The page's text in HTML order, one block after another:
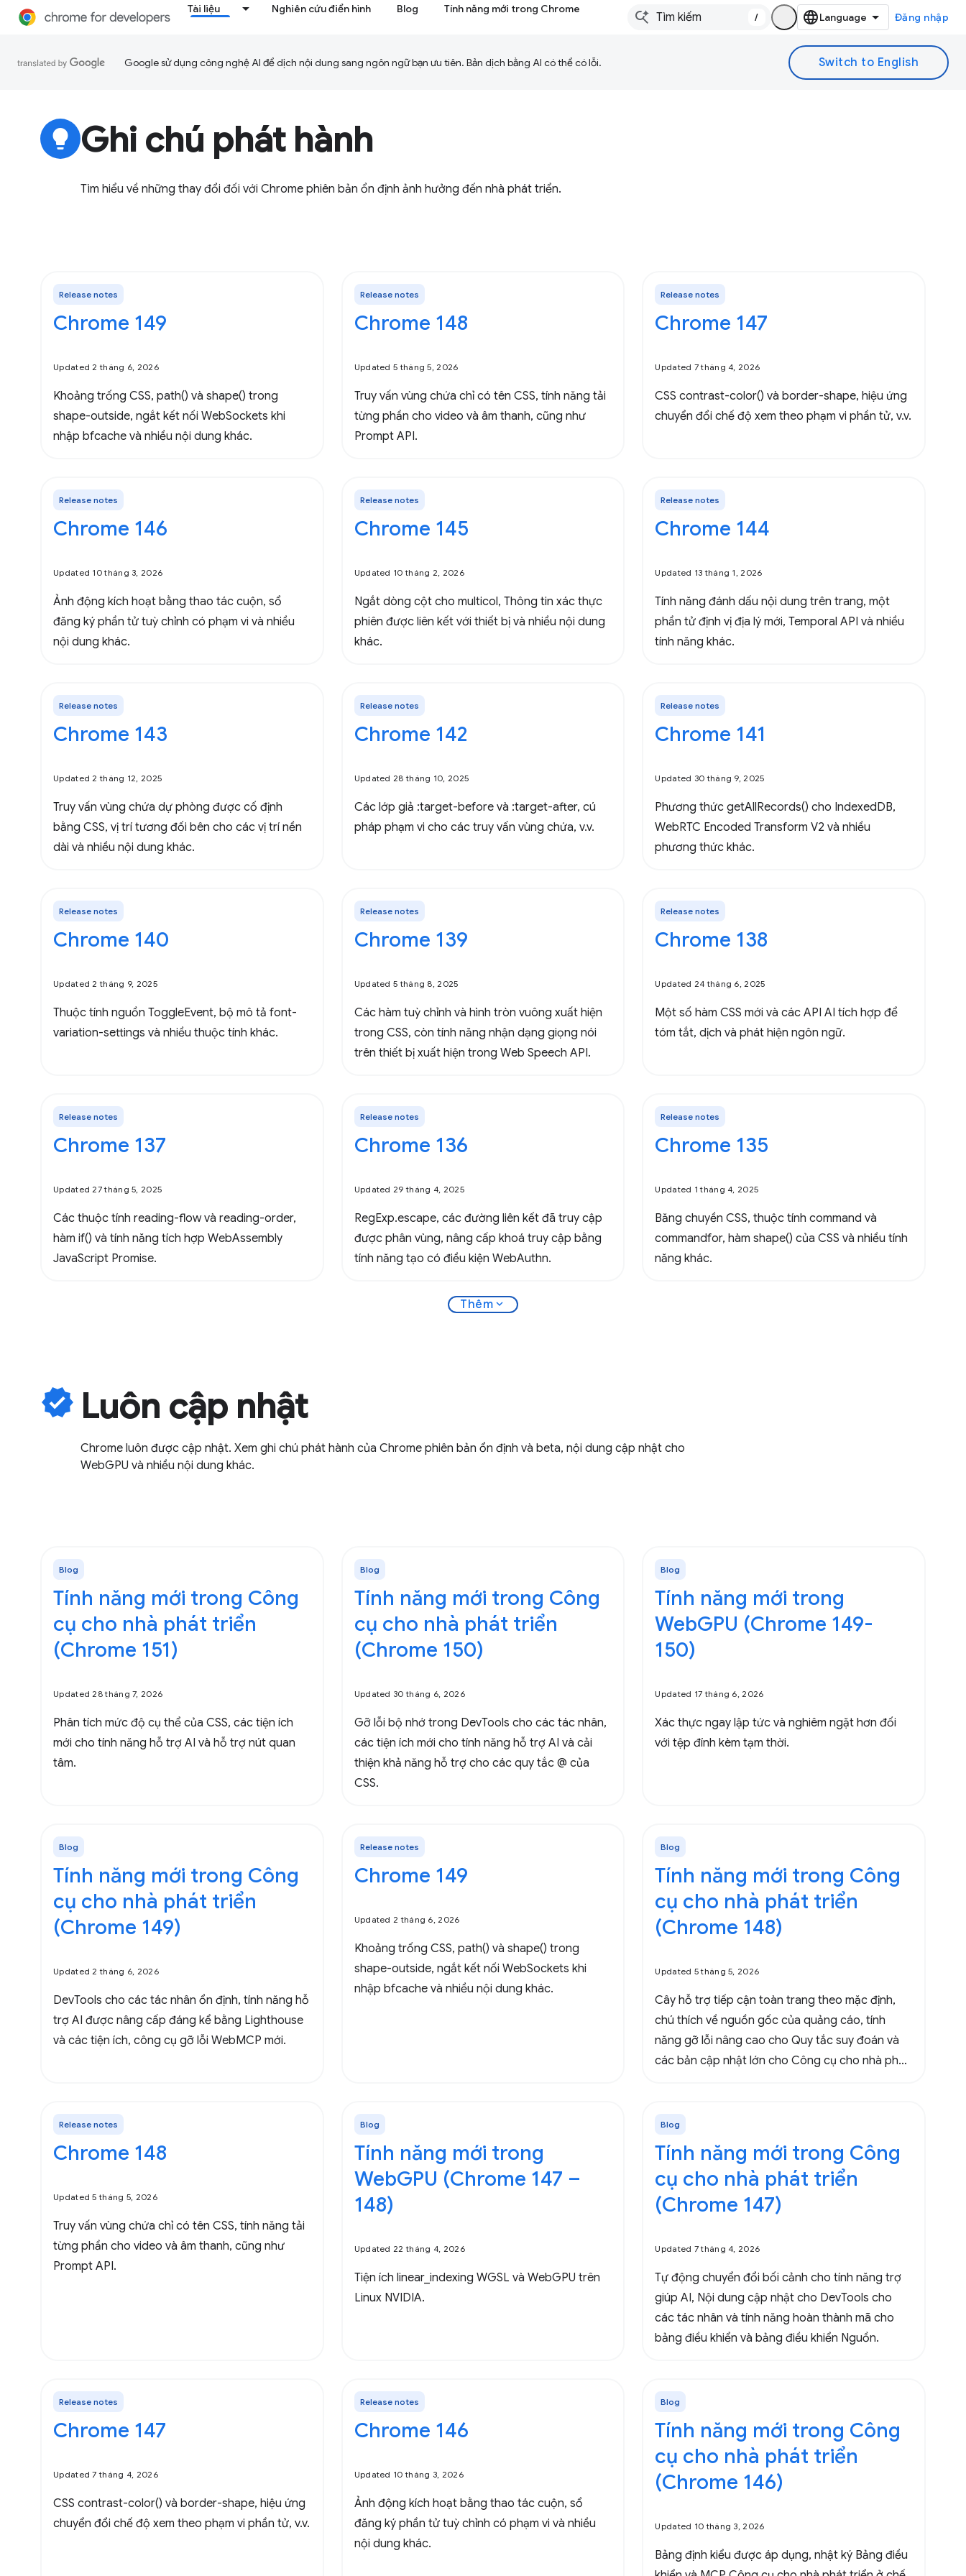
Tài liệu Nghiên cứu điển hình Blog Tính năng mới trong Chrome
/ Đăng nhập
Google sử dụng công nghệ AI để dịch nội dung sang ngôn ngữ bạn ưu tiên. Bản dịch bằng AI có thể có lỗi.
lightbulb Ghi chú phát hành
Tìm hiểu về những thay đổi đối với Chrome phiên bản ổn định ảnh hưởng đến nhà phát triển.
Release notes
Chrome 149
Updated 2 tháng 6, 2026
Khoảng trống CSS, path() và shape() trong
shape-outside, ngắt kết nối WebSockets khi
nhập bfcache và nhiều nội dung khác.
Release notes
Chrome 148
Updated 5 tháng 5, 2026
Truy vấn vùng chứa chỉ có tên CSS, tính năng tải
từng phần cho video và âm thanh, cũng như
Prompt API.
Release notes
Chrome 147
Updated 7 tháng 4, 2026
CSS contrast-color() và border-shape, hiệu ứng
chuyển đổi chế độ xem theo phạm vi phần tử, v.v.
Release notes
Chrome 146
Updated 10 tháng 3, 2026
Ảnh động kích hoạt bằng thao tác cuộn, sổ
đăng ký phần tử tuỳ chỉnh có phạm vi và nhiều
nội dung khác.
Release notes
Chrome 145
Updated 10 tháng 2, 2026
Ngắt dòng cột cho multicol, Thông tin xác thực
phiên được liên kết với thiết bị và nhiều nội dung
khác.
Release notes
Chrome 144
Updated 13 tháng 1, 2026
Tính năng đánh dấu nội dung trên trang, một
phần tử định vị địa lý mới, Temporal API và nhiều
tính năng khác.
Release notes
Chrome 143
Updated 2 tháng 12, 2025
Truy vấn vùng chứa dự phòng được cố định
bằng CSS, vị trí tương đối bên cho các vị trí nền
dài và nhiều nội dung khác.
Release notes
Chrome 142
Updated 28 tháng 10, 2025
Các lớp giả :target-before và :target-after, cú
pháp phạm vi cho các truy vấn vùng chứa, v.v.
Release notes
Chrome 141
Updated 30 tháng 9, 2025
Phương thức getAllRecords() cho IndexedDB,
WebRTC Encoded Transform V2 và nhiều
phương thức khác.
Release notes
Chrome 140
Updated 2 tháng 9, 2025
Thuộc tính nguồn ToggleEvent, bộ mô tả font-
variation-settings và nhiều thuộc tính khác.
Release notes
Chrome 139
Updated 5 tháng 8, 2025
Các hàm tuỳ chỉnh và hình tròn vuông xuất hiện
trong CSS, còn tính năng nhận dạng giọng nói
trên thiết bị xuất hiện trong Web Speech API.
Release notes
Chrome 138
Updated 24 tháng 6, 2025
Một số hàm CSS mới và các API AI tích hợp để
tóm tắt, dịch và phát hiện ngôn ngữ.
Release notes
Chrome 137
Updated 27 tháng 5, 2025
Các thuộc tính reading-flow và reading-order,
hàm if() và tính năng tích hợp WebAssembly
JavaScript Promise.
Release notes
Chrome 136
Updated 29 tháng 4, 2025
RegExp.escape, các đường liên kết đã truy cập
được phân vùng, nâng cấp khoá truy cập bằng
tính năng tạo có điều kiện WebAuthn.
Release notes
Chrome 135
Updated 1 tháng 4, 2025
Băng chuyền CSS, thuộc tính command và
commandfor, hàm shape() của CSS và nhiều tính
năng khác.
Thêm expand_more
verified Luôn cập nhật
Chrome luôn được cập nhật. Xem ghi chú phát hành của Chrome phiên bản ổn định và beta, nội dung cập nhật cho
WebGPU và nhiều nội dung khác.
Blog
Tính năng mới trong Công
cụ cho nhà phát triển
(Chrome 151)
Updated 28 tháng 7, 2026
Phân tích mức độ cụ thể của CSS, các tiện ích
mới cho tính năng hỗ trợ AI và hỗ trợ nút quan
tâm.
Blog
Tính năng mới trong Công
cụ cho nhà phát triển
(Chrome 150)
Updated 30 tháng 6, 2026
Gỡ lỗi bộ nhớ trong DevTools cho các tác nhân,
các tiện ích mới cho tính năng hỗ trợ AI và cải
thiện khả năng hỗ trợ cho các quy tắc @ của
CSS.
Blog
Tính năng mới trong
WebGPU (Chrome 149-
150)
Updated 17 tháng 6, 2026
Xác thực ngay lập tức và nghiêm ngặt hơn đối
với tệp đính kèm tạm thời.
Blog
Tính năng mới trong Công
cụ cho nhà phát triển
(Chrome 149)
Updated 2 tháng 6, 2026
DevTools cho các tác nhân ổn định, tính năng hỗ
trợ AI được nâng cấp đáng kể bằng Lighthouse
và các tiện ích, công cụ gỡ lỗi WebMCP mới.
Release notes
Chrome 149
Updated 2 tháng 6, 2026
Khoảng trống CSS, path() và shape() trong
shape-outside, ngắt kết nối WebSockets khi
nhập bfcache và nhiều nội dung khác.
Blog
Tính năng mới trong Công
cụ cho nhà phát triển
(Chrome 148)
Updated 5 tháng 5, 2026
Cây hỗ trợ tiếp cận toàn trang theo mặc định,
chú thích về nguồn gốc của quảng cáo, tính
năng gỡ lỗi nâng cao cho Quy tắc suy đoán và
các bản cập nhật lớn cho Công cụ cho nhà phát
Release notes
Chrome 148
Updated 5 tháng 5, 2026
Truy vấn vùng chứa chỉ có tên CSS, tính năng tải
từng phần cho video và âm thanh, cũng như
Prompt API.
Blog
Tính năng mới trong
WebGPU (Chrome 147 –
148)
Updated 22 tháng 4, 2026
Tiện ích linear_indexing WGSL và WebGPU trên
Linux NVIDIA.
Blog
Tính năng mới trong Công
cụ cho nhà phát triển
(Chrome 147)
Updated 7 tháng 4, 2026
Tự động chuyển đổi bối cảnh cho tính năng trợ
giúp AI, Nội dung cập nhật cho DevTools cho
các tác nhân và tính năng hoàn thành mã cho
bảng điều khiển và bảng điều khiển Nguồn.
Release notes
Chrome 147
Updated 7 tháng 4, 2026
CSS contrast-color() và border-shape, hiệu ứng
chuyển đổi chế độ xem theo phạm vi phần tử, v.v.
Release notes
Chrome 146
Updated 10 tháng 3, 2026
Ảnh động kích hoạt bằng thao tác cuộn, sổ
đăng ký phần tử tuỳ chỉnh có phạm vi và nhiều
nội dung khác.
Blog
Tính năng mới trong Công
cụ cho nhà phát triển
(Chrome 146)
Updated 10 tháng 3, 2026
Bảng định kiểu được áp dụng, nhật ký Bảng điều